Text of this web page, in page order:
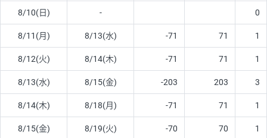
8/10(日) - 0
8/11(月) 8/13(水) -71 71 1
8/12(火) 8/14(木) -71 71 1
8/13(水) 8/15(金) -203 203 3
8/14(木) 8/18(月) -71 71 1
8/15(金) 8/19(火) -70 70 1